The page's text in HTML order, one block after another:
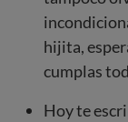
hijita,
cumplas
Hoy te